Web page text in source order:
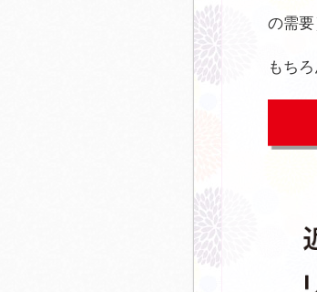
の需
もち